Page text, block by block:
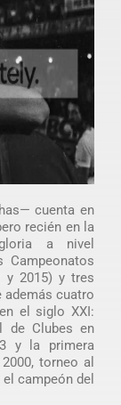
cuenta en
recién en la
a nivel
Campeonatos
y 2015) y tres
además cuatro
el siglo XXI:
de Clubes en
y la primera
torneo al
campeón del